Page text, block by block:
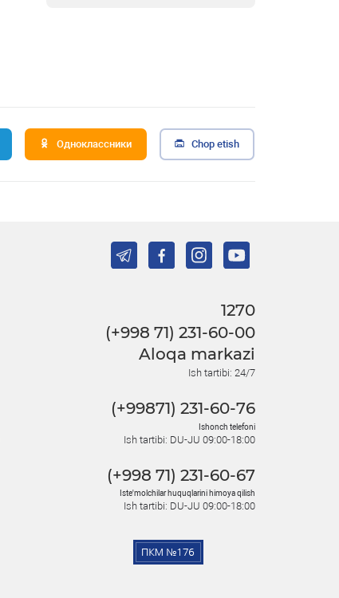
Одноклассники Chop etish
1270
(+998 71) 231-60-00
Aloqa markazi
Ish tartibi: 24/7
(+99871) 231-60-76
Ishonch telefoni
Ish tartibi: DU-JU 09:00-18:00
(+998 71) 231-60-67
Iste'molchilar huquqlarini himoya qilish
Ish tartibi: DU-JU 09:00-18:00